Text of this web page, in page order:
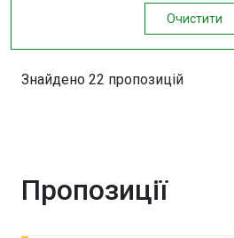
Очистити
Знайдено 22 пропозицій
Пропозиції